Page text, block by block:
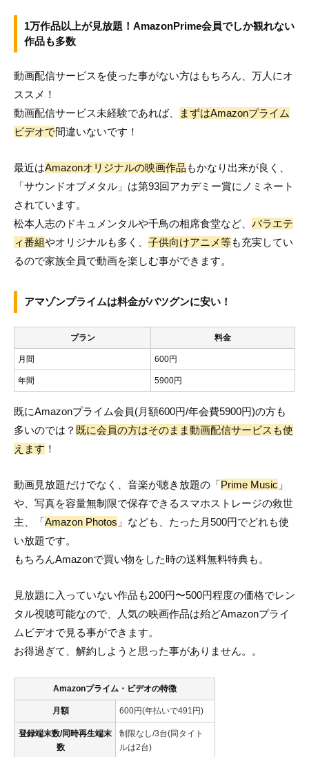
1万作品以上が見放題！AmazonPrime会員でしか観れない
作品も多数
動画配信サービスを使った事がない方はもちろん、万人にオ
ススメ！
動画配信サービス未経験であれば、
まずはAmazonプライム
ビデオで間違いないです！
最近はAmazonオリジナルの映画作品もかなり出来が良く、
「サウンドオブメタル」は第93回アカデミー賞にノミネート
されています。
松本人志のドキュメンタルや千鳥の相席食堂など、 バラエテ
ィ番組やオリジナルも多く、 子供向けアニメ等も充実してい
るので家族全員で動画を楽しむ事ができます。
アマゾンプライムは料金がバツグンに安い！
プラン 料金
月間 600円
年間 5900円
既にAmazonプライム会員(月額600円/年会費5900円)の方も
多いのでは？ 既に会員の方はそのまま動画配信サービスも使
えます ！
動画見放題だけでなく、音楽が聴き放題の「Prime Music 」
や、写真を容量無制限で保存できるスマホストレージの救世
主、「Amazon Photos 」なども、たった月500円でどれも使
い放題です。
もちろんAmazonで買い物をした時の送料無料特典も。
見放題に入っていない作品も200円〜500円程度の価格でレン
タル視聴可能なので、人気の映画作品は殆どAmazonプライ
ムビデオで見る事ができます。
お得過ぎて、解約しようと思った事がありません。。
Amazonプライム・ビデオの特徴
月額 600円(年払いで491円)
登録端末数/同時再生端末
数
制限なし/3台(同タイト
ルは2台)